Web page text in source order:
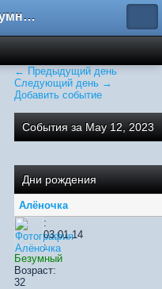
Приют Безумных
← Предыдущий день
Следующий день →
Добавить событие
События за May 12, 2023
Дни рождения
Алёночка
:
03.01.14
:
Безумный
Возраст:
32